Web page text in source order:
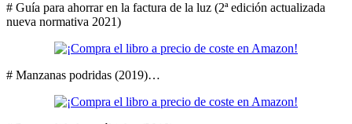
# Guía para ahorrar en la factura de la luz (2ª edición actualizada
nueva normativa 2021)
# Manzanas podridas (2019)…